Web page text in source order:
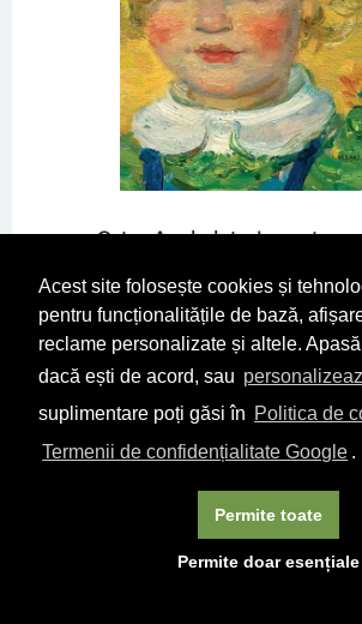
Acest site folosește cookies și
pentru funcționalitățile de bază,
reclame personalizate și altele.
dacă ești de acord, sau
suplimentare poți găsi în Politica de
Termenii de confidențialitate Google .
Permite doar esențiale
Permite toate
Octav Angheluta. In cautarea
8137lei
DETALII